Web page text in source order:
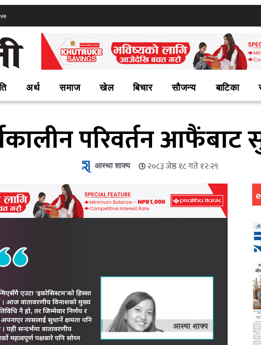
अर्थ समाज खेल बिचार सौजन्य बाटिका
परिवर्तन आफैंबाट
आस्था शाक्य २०८३ जेष्ठ १८ गते १२:२९